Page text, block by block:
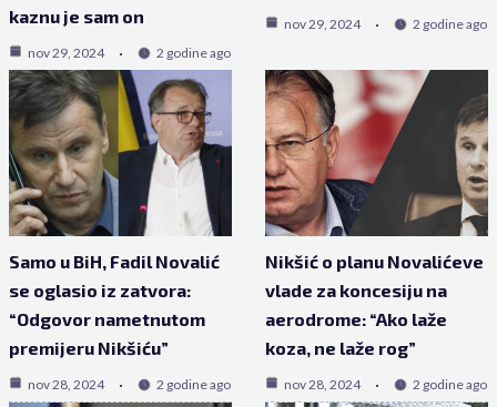
kaznu je sam on
nov 29, 2024 2 godine ago
nov 29, 2024 2 godine ago
Samo u BiH, Fadil Novalić
se oglasio iz zatvora:
“Odgovor nametnutom
premijeru Nikšiću”
nov 28, 2024 2 godine ago
Nikšić o planu Novalićeve
vlade za koncesiju na
aerodrome: “Ako laže
koza, ne laže rog”
nov 28, 2024 2 godine ago